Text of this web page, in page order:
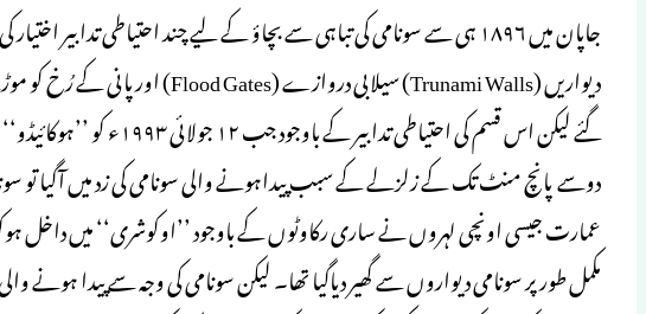
جاپان میں ۱۸۹۶ ہی سے سونامی کی تباہی سے بچاؤ کے لیے چند احتیاطی تدابیر
مکمل طور پر سونامی دیواروں سے گھیر دیاگیا تھا۔ لیکن سونامی کی وجہ سے پیدا ہونے